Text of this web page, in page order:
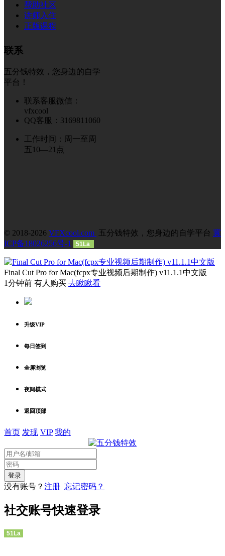
帮助社区
讲师入住
正版课程
联系
五分钱特效，您身边的自学
平台！
联系客服微信：
vfxcool
QQ客服：3169811060
工作时间：周一至周
五10—21点
© 2018-2026 VFXcool.com 五分钱特效，您身边的自学平台 冀
ICP备18026256号-1
51La
Final Cut Pro for Mac(fcpx专业视频后期制作) v11.1.1中文版
1分钟前 有人购买 去瞅瞅看
升级VIP
每日签到
全屏浏览
夜间模式
返回顶部
首页 发现 VIP 我的
没有账号？ 注册 忘记密码？
社交账号快速登录
51La